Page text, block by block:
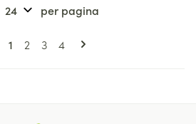
Pagina's
U lees momenteel pagina
1 Pagina
2 Pagina
3 Pagina
4
per pagina